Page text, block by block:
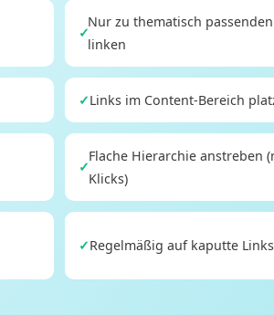
✓
Nur zu thematisch
linken
✓Links im Content-Bereich
✓
Flache Hierarchie anstreben
Klicks)
✓Regelmäßig auf kaputte